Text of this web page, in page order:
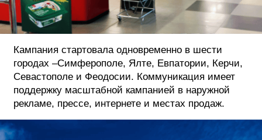
Кампания стартовала одновременно в шести
городах –Симферополе, Ялте, Евпатории, Керчи,
Севастополе и Феодосии. Коммуникация имеет
поддержку масштабной кампанией в наружной
рекламе, прессе, интернете и местах продаж.